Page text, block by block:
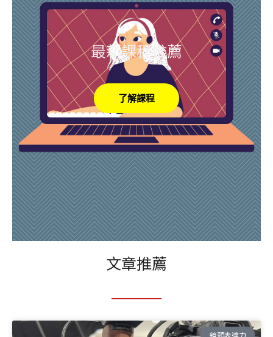
最新課程推薦
了解課程
文章推薦
鏡頭表達力
頁 頁 頁 頁
頁